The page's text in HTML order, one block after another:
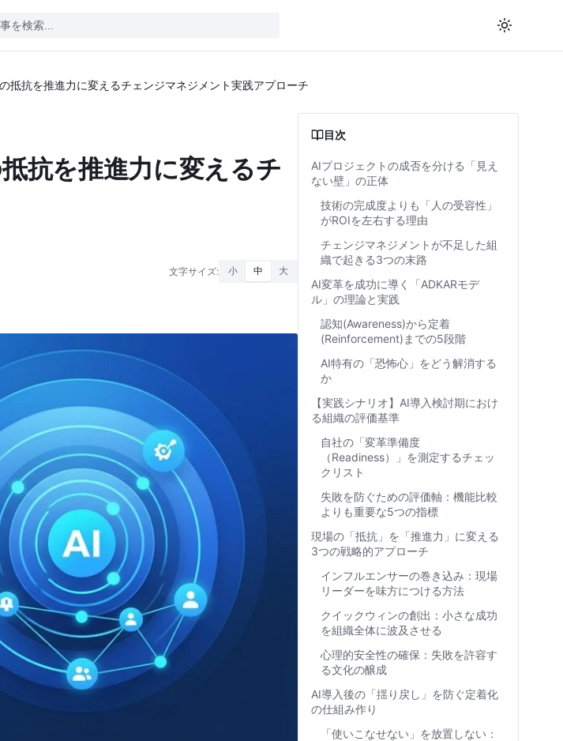
抵抗を推進力に変えるチェンジマネジメント実践アプローチ
抗を推進力に変えるチ
文字サイズ: 小 中 大
目次
AIプロジェクトの成否を分ける「見え
ない壁」の正体
技術の完成度よりも「人の受容性」
がROIを左右する理由
チェンジマネジメントが不足した組
織で起きる3つの末路
AI変革を成功に導く「ADKARモデ
ル」の理論と実践
認知(Awareness)から定着
(Reinforcement)までの5段階
AI特有の「恐怖心」をどう解消する
か
【実践シナリオ】AI導入検討期におけ
る組織の評価基準
自社の「変革準備度
（Readiness）」を測定するチェッ
クリスト
失敗を防ぐための評価軸：機能比較
よりも重要な5つの指標
現場の「抵抗」を「推進力」に変える
3つの戦略的アプローチ
インフルエンサーの巻き込み：現場
リーダーを味方につける方法
クイックウィンの創出：小さな成功
を組織全体に波及させる
心理的安全性の確保：失敗を許容す
る文化の醸成
AI導入後の「揺り戻し」を防ぐ定着化
の仕組み作り
「使いこなせない」を放置しない：